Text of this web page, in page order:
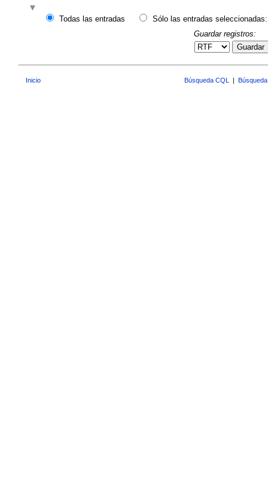
Todas las entradas
Sólo las entradas seleccionadas:
Guardar registros:
Guardar
Inicio Búsqueda CQL